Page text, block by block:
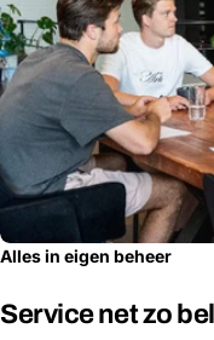
Alles in eigen beheer
Service net zo